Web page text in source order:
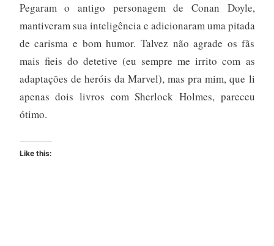
Pegaram o antigo personagem de Conan Doyle,
mantiveram sua inteligência e adicionaram uma pitada
de carisma e bom humor. Talvez não agrade os fãs
mais fieis do detetive (eu sempre me irrito com as
adaptações de heróis da Marvel), mas pra mim, que li
apenas dois livros com Sherlock Holmes, pareceu
ótimo.
Like this: